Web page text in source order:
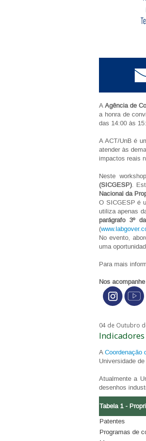
AAgência de
a honra de
das 14:00 às
A ACT/UnB é
atender às
impactos reais
Neste
(SICGESP).
Nacional da
O SICGESP é
utiliza apenas
parágrafo 3º
(
No evento,
uma
Para mais
Nos
04 de Outubro
ACoordenação
Universidade
Atualmente a
desenhos
Tabela 1 -
Patentes
Programas de